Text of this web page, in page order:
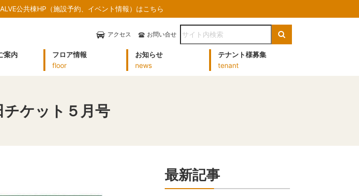
ALVE公共棟HP（施設予約、イベント情報）はこちら
案内
フロア情報
floor
お知らせ
news
テナント様募集
tenant
アクセス お問い合せ
チケット５月号
最新記事